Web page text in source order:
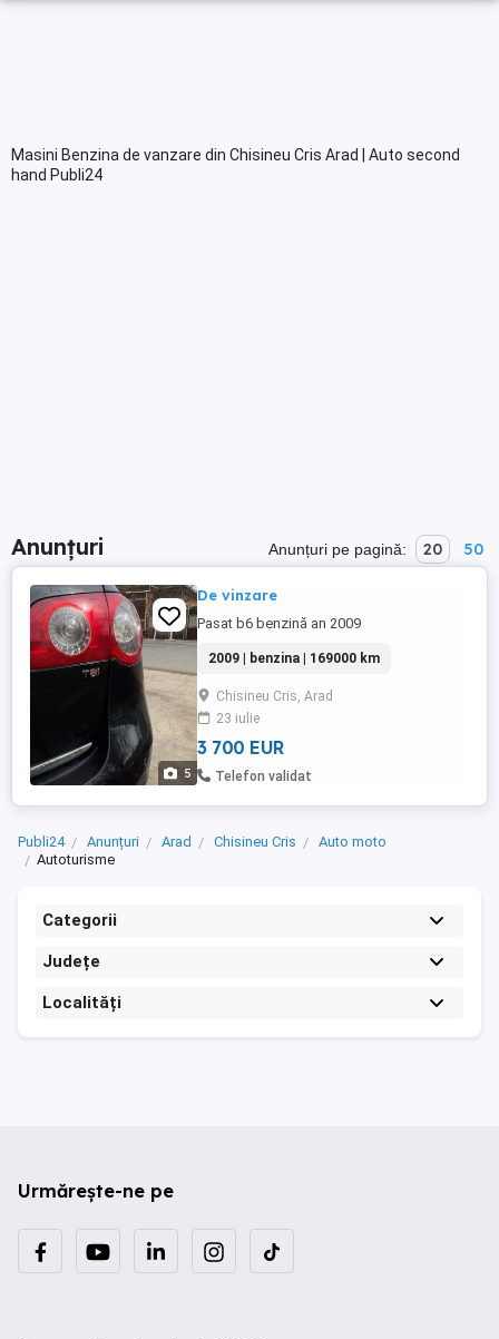
Masini Benzina de vanzare din Chisineu Cris Arad | Auto second
hand Publi24
Anunțuri Anunțuri pe pagină: 20 50
5
De vinzare
Pasat b6 benzină an 2009
2009 | benzina | 169000 km
Chisineu Cris, Arad
23 iulie
3 700 EUR
Telefon validat
Publi24 Anunțuri Arad Chisineu Cris
Auto moto
Autoturisme
Categorii
Județe
Localități
Urmărește-ne pe